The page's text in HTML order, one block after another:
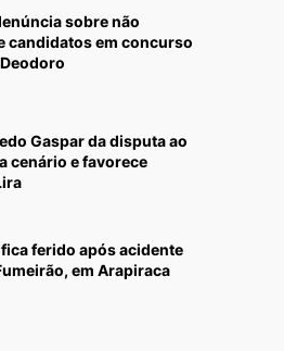
sobre não
candidatos em concurso
Gaspar da disputa ao
cenário e favorece
ferido após acidente
em Arapiraca